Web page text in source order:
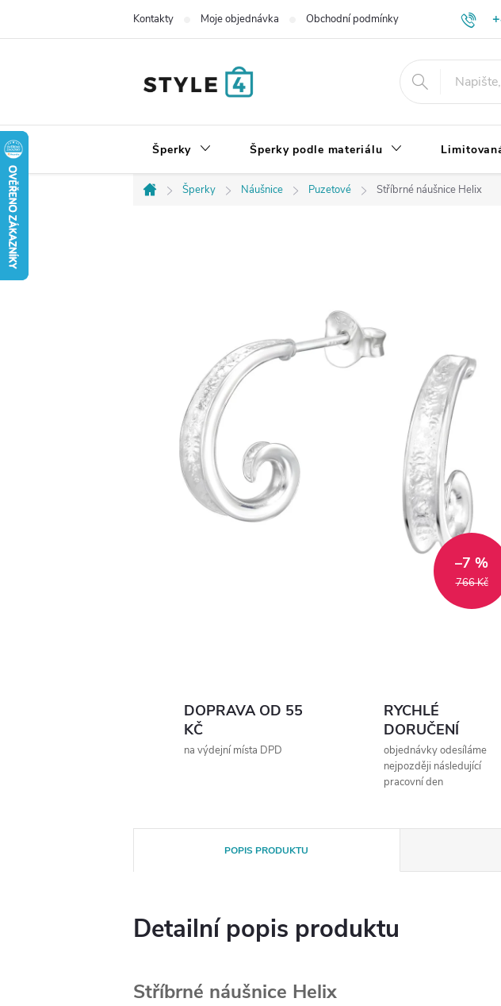
Kontakty Moje objednávka Obchodní podmínky Výměna,
Šperky Šperky podle materiálu
Domů
Šperky Náušnice Puzetové Stříbrné náušnice Helix
766 Kč
–7 %
DOPRAVA OD 55
KČ
na výdejní místa DPD
RYCHLÉ
DORUČENÍ
objednávky odesíláme
nejpozději následující
pracovní den
POPIS PRODUKTU
Detailní popis produktu
Stříbrné náušnice Helix